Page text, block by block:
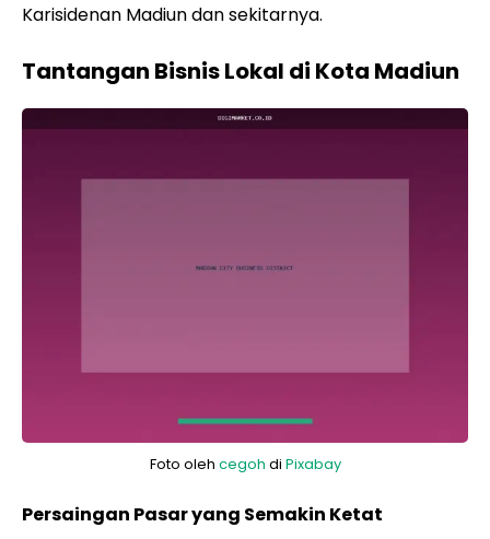
Karisidenan Madiun dan sekitarnya.
Tantangan Bisnis Lokal di Kota Madiun
Foto oleh cegoh di Pixabay
Persaingan Pasar yang Semakin Ketat